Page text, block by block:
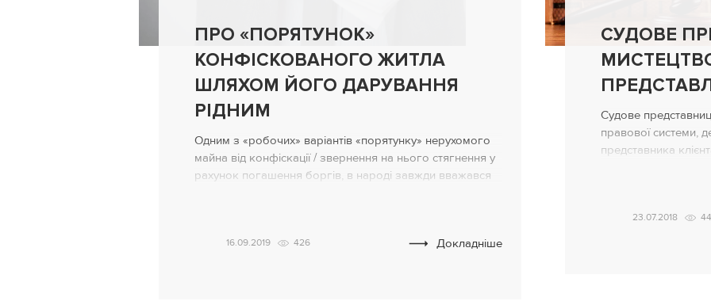
ПРО «ПОРЯТУНОК»
КОНФІСКОВАНОГО ЖИТЛА
ШЛЯХОМ ЙОГО ДАРУВАННЯ
РІДНИМ
Одним з «робочих» варіантів «порятунку» нерухомого
майна від конфіскації / звернення на нього стягнення у
рахунок погашення боргів, в народі завжди вважався
черговий правовий висновок, що встановлює
16.09.2019 426 Докладніше
СУДОВЕ
Судове
правової системи,
представника
Адвокат, що
23.07.2018